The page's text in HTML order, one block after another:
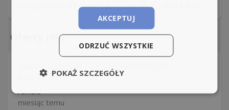
dostępna pod adresem Fabryczna 2A, 62-800 Kalisz.
Oferty IWG
Dekarz Holandia - Umowa Holenderska -
650/900...
Almelo
miesiąc temu
AKCEPTUJ
ODRZUĆ WSZYSTKIE
POKAŻ SZCZEGÓŁY